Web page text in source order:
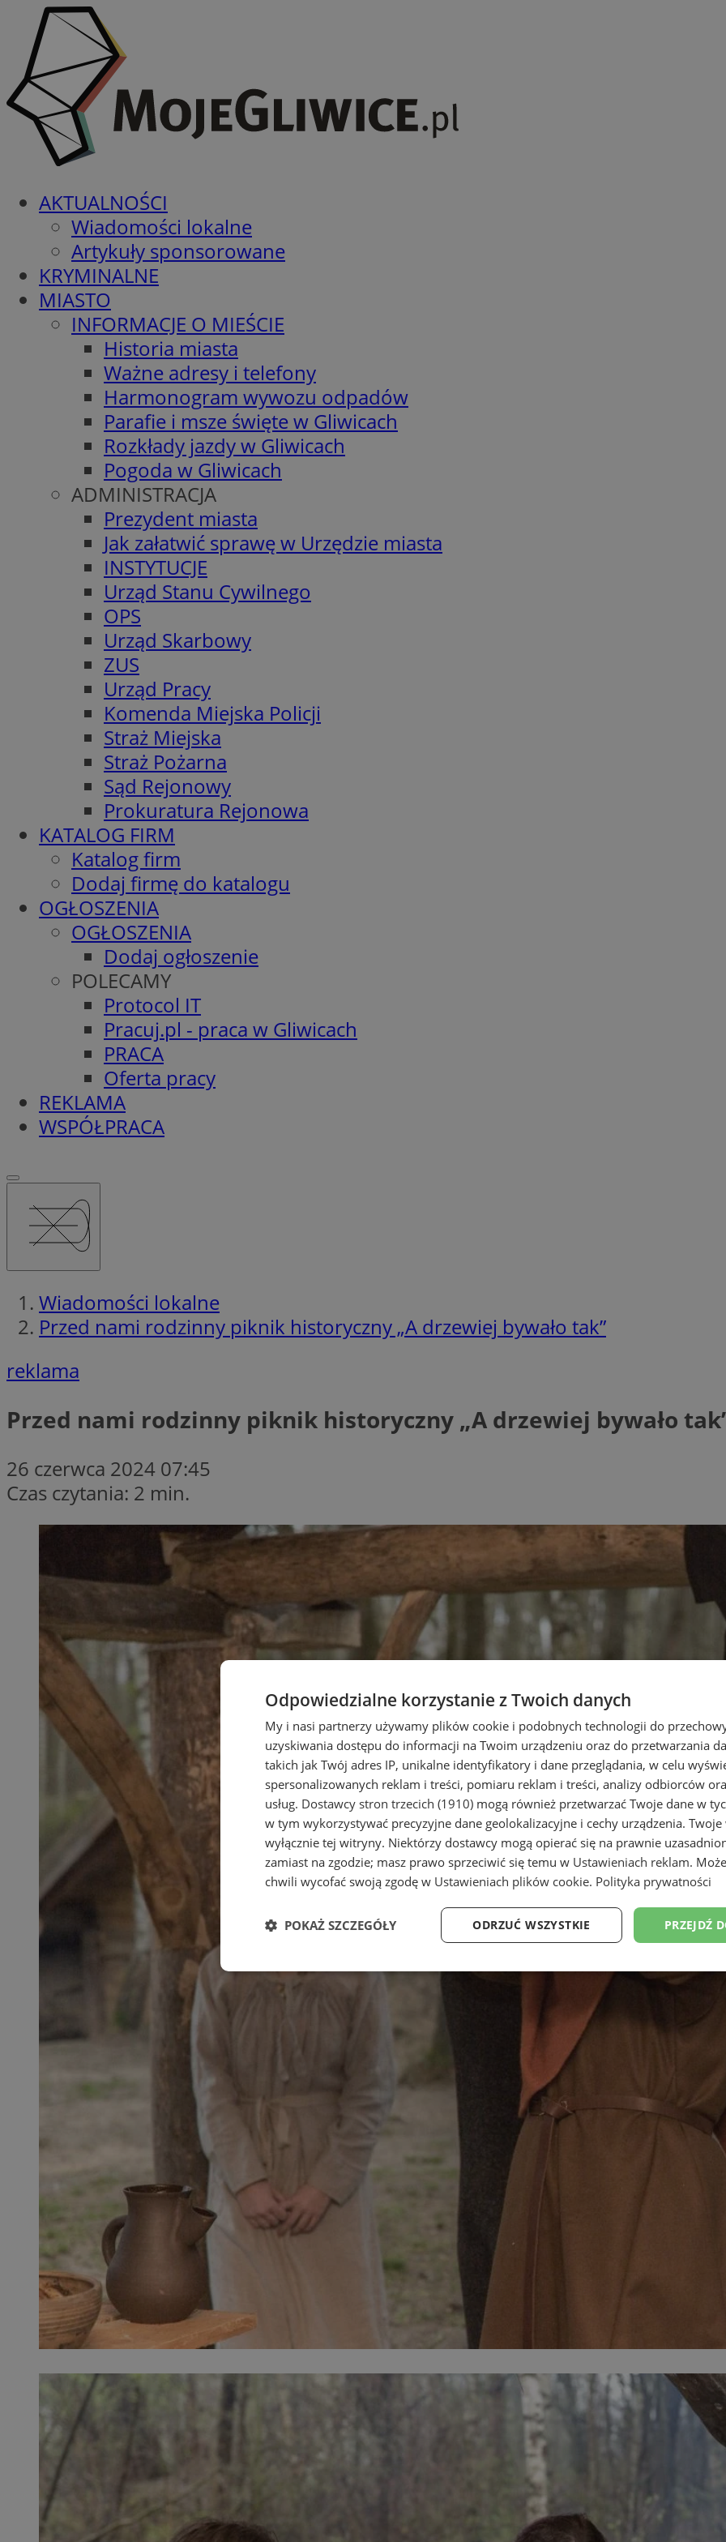
AKTUALNOŚCI
Wiadomości lokalne
Artykuły sponsorowane
KRYMINALNE
MIASTO
INFORMACJE O MIEŚCIE
Historia miasta
Ważne adresy i telefony
Harmonogram wywozu odpadów
Parafie i msze święte w Gliwicach
Rozkłady jazdy w Gliwicach
Pogoda w Gliwicach
ADMINISTRACJA
Prezydent miasta
Jak załatwić sprawę w Urzędzie miasta
INSTYTUCJE
Urząd Stanu Cywilnego
OPS
Urząd Skarbowy
ZUS
Urząd Pracy
Komenda Miejska Policji
Straż Miejska
Straż Pożarna
Sąd Rejonowy
Prokuratura Rejonowa
KATALOG FIRM
Katalog firm
Dodaj firmę do katalogu
OGŁOSZENIA
OGŁOSZENIA
Dodaj ogłoszenie
POLECAMY
Protocol IT
Pracuj.pl - praca w Gliwicach
PRACA
Oferta pracy
REKLAMA
WSPÓŁPRACA
Wiadomości lokalne
Przed nami rodzinny piknik historyczny „A drzewiej bywało tak”
reklama
Przed nami rodzinny piknik historyczny „A drzewiej bywało
26 czerwca 2024 07:45
Czas czytania: 2 min.
Odpowiedzialne korzystanie z Twoich danych
My i nasi partnerzy używamy plików cookie i podobnych technologii do
uzyskiwania dostępu do informacji na Twoim urządzeniu oraz do przetwarzania
takich jak Twój adres IP, unikalne identyfikatory i dane przeglądania, w celu
spersonalizowanych reklam i treści, pomiaru reklam i treści, analizy odbiorców
usług. Dostawcy stron trzecich (1910) mogą również przetwarzać Twoje dane w
w tym wykorzystywać precyzyjne dane geolokalizacyjne i cechy urządzenia.
wyłącznie tej witryny. Niektórzy dostawcy mogą opierać się na prawnie
zamiast na zgodzie; masz prawo sprzeciwić się temu w Ustawieniach reklam.
chwili wycofać swoją zgodę w Ustawieniach plików cookie. Polityka prywatności
PRZEJDŹ
ODRZUĆ WSZYSTKIE
POKAŻ SZCZEGÓŁY
Niezbędne Wydajność Targetowanie Funkcjonalność
Niezbędne Targetowanie
Niezbędne pliki cookie umożliwiają korzystanie z podstawowych funkcji strony internetowej, takich jak
zarządzanie kontem. Bez niezbędnych plików cookie nie można prawidłowo korzystać ze strony
Provider
Domena
Okres
przechowywania
QeSessID
MvSessID
zgody, zapewniając ich
wizytach. Dzięki temu użytkownik
konfigurować swoich preferencji,
zgodność z regulacjami ochrony
4 tygodnie 2 dni
Ten plik cookie jest używany przez
Script.com do zapamiętywania
/Domena
przechowywania